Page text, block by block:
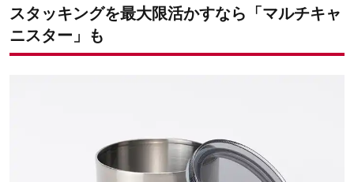
スタッキングを最大限活かすなら「マルチキャ
ニスター」も